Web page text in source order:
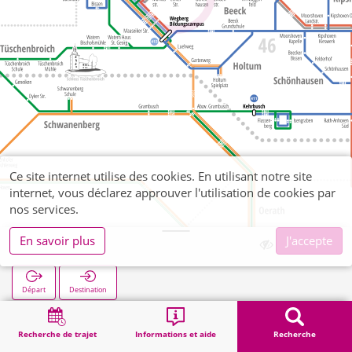
Recherche de trajet Informations et aide Recherche
Echter Str.
Départ Destination
Démarrage Recherche
Ce site internet utilise des cookies. En utilisant notre site
internet, vous déclarez approuver l'utilisation de cookies par
nos services.
En savoir plus
J'accepte